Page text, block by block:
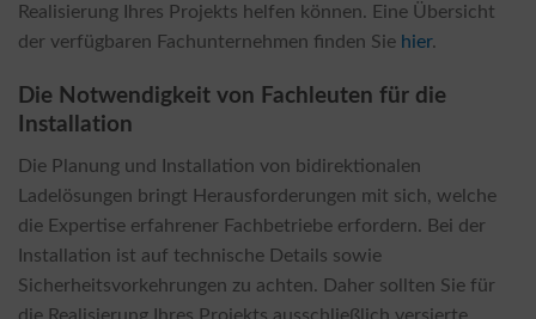
Realisierung Ihres Projekts helfen können. Eine Übersicht
der verfügbaren Fachunternehmen finden Sie hier.
Die Notwendigkeit von Fachleuten für die
Installation
Die Planung und Installation von bidirektionalen
Ladelösungen bringt Herausforderungen mit sich, welche
die Expertise erfahrener Fachbetriebe erfordern. Bei der
Installation ist auf technische Details sowie
Sicherheitsvorkehrungen zu achten. Daher sollten Sie für
die Realisierung Ihres Projekts ausschließlich versierte